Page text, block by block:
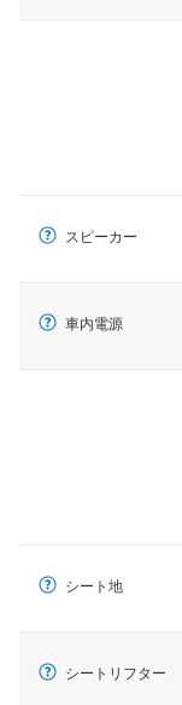
スピーカー
車内電源
シート地
シートリフター